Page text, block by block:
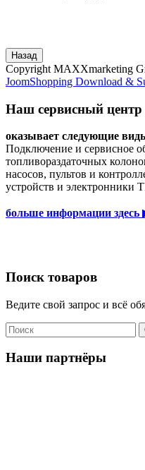
Copyright MAXXmarketing
JoomShopping Download &
Наш сервисный центр
оказывает следующие
Подключение и сервисное
топливораздаточных
насосов, пультов и
устройств и электронники
больше информации здесь
Поиск товаров
Ведите свой запрос и всё
Наши партнёры